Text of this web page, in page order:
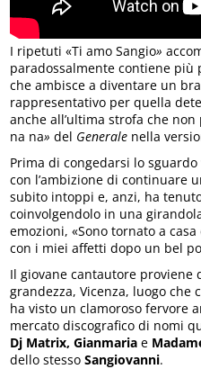
I ripetuti «Ti amo Sangio»
paradossalmente contiene più
che ambisce a diventare un
rappresentativo per quella
anche all’ultima strofa che
na na» del Generale nella
Prima di congedarsi lo
con l’ambizione di continuare
subito intoppi e, anzi, ha
coinvolgendolo in una
emozioni, «Sono tornato a
con i miei affetti dopo un bel
Il giovane cantautore
grandezza, Vicenza, luogo
ha visto un clamoroso fervore
mercato discografico di nomi
Dj Matrix, Gianmaria e
dello stessoSangiovanni.